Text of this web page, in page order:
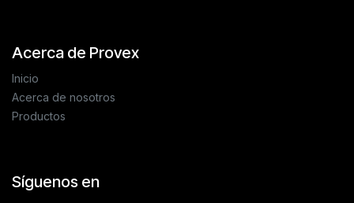
Acerca de Provex
Inicio
Acerca de nosotros
Productos
Síguenos en